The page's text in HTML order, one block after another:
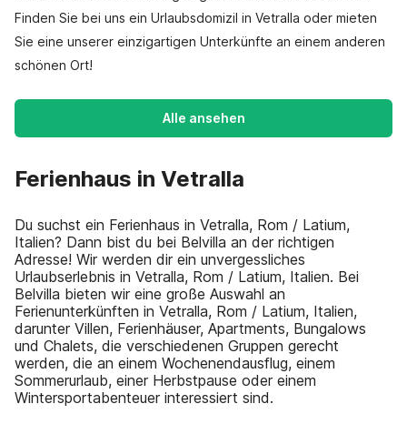
Finden Sie bei uns ein Urlaubsdomizil in Vetralla oder mieten
Sie eine unserer einzigartigen Unterkünfte an einem anderen
schönen Ort!
Alle ansehen
Ferienhaus in Vetralla
Du suchst ein Ferienhaus in Vetralla, Rom / Latium,
Italien? Dann bist du bei Belvilla an der richtigen
Adresse! Wir werden dir ein unvergessliches
Urlaubserlebnis in Vetralla, Rom / Latium, Italien. Bei
Belvilla bieten wir eine große Auswahl an
Ferienunterkünften in Vetralla, Rom / Latium, Italien,
darunter Villen, Ferienhäuser, Apartments, Bungalows
und Chalets, die verschiedenen Gruppen gerecht
werden, die an einem Wochenendausflug, einem
Sommerurlaub, einer Herbstpause oder einem
Wintersportabenteuer interessiert sind.